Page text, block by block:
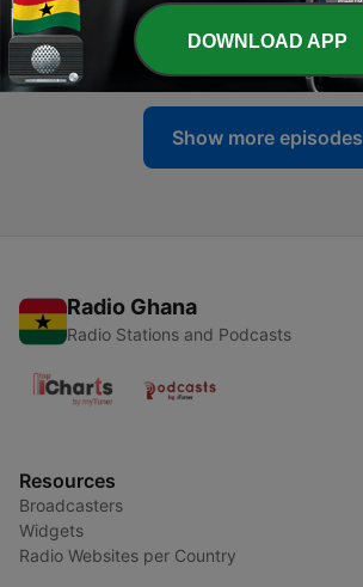
13 - #Bipolar الإضطراب ثنائى القطب
01 Nov 2019
Show more episodes
Radio Ghana
Radio Stations and Podcasts
Resources
Broadcasters
Widgets
Radio Websites per Country
DOWNLOAD APP